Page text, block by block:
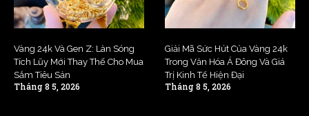
Vàng 24k Và Gen Z: Làn Sóng
Tích Lũy Mới Thay Thế Cho Mua
Sắm Tiêu Sản
Tháng 8 5, 2026
Giải Mã Sức Hút Của Vàng 24k
Trong Văn Hóa Á Đông Và Giá
Trị Kinh Tế Hiện Đại
Tháng 8 5, 2026